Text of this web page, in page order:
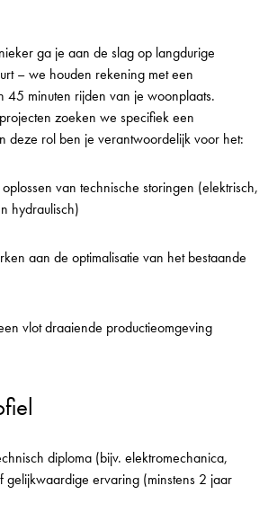
ga je aan de slag op langdurige
– we houden rekening met een
45 minuten rijden van je woonplaats.
zoeken we specifiek een
deze rol ben je verantwoordelijk voor het:
van technische storingen (elektrisch,
hydraulisch)
aan de optimalisatie van het bestaande
vlot draaiende productieomgeving
diploma (bijv. elektromechanica,
gelijkwaardige ervaring (minstens 2 jaar